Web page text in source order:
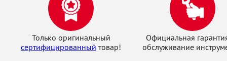
Только оригинальный
сертифицированный товар!
Официальная
обслуживание